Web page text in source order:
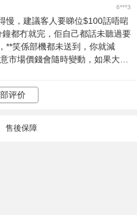
6***3
慢，建議客人要睇位$100話唔啱
都冇就完，佢自己都話未聽過要
**笑係部機都未送到，你就減
市場價錢會隨時變動，如果大家
评价
售後保障